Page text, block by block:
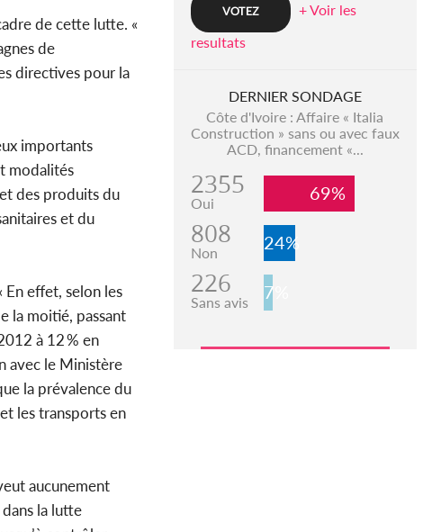
de cette lutte. «
de
directives pour la
importants
modalités
des produits du
et du
effet, selon les
la moitié, passant
à 12 % en
avec le Ministère
la prévalence du
les transports en
aucunement
la lutte
+ Voir les
resultats
DERNIER SONDAGE
Côte d'Ivoire : Affaire « Italia
Construction » sans ou avec faux
ACD, financement «...
2355
Oui 69%
808
Non 24%
226
Sans avis 7%